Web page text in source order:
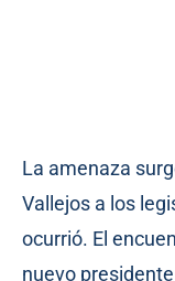
La amenaza
Vallejos a los
ocurrió. El
nuevo